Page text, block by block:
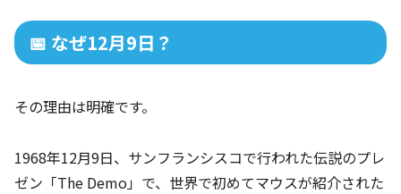
📅 なぜ12月9日？
その理由は明確です。
1968年12月9日、サンフランシスコで行われた伝説のプレ
ゼン「The Demo」で、世界で初めてマウスが紹介された